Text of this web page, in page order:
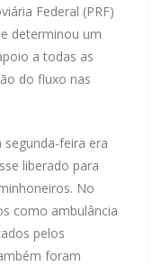
Federal (PRF)
determinou um
a todas as
do fluxo nas
feira era
liberado para
No
como ambulância
pelos
foram